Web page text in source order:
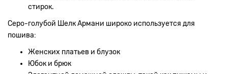
стирок.
Серо-голубой Шелк Армани широко используется для
пошива:
Женских платьев и блузок
Юбок и брюк